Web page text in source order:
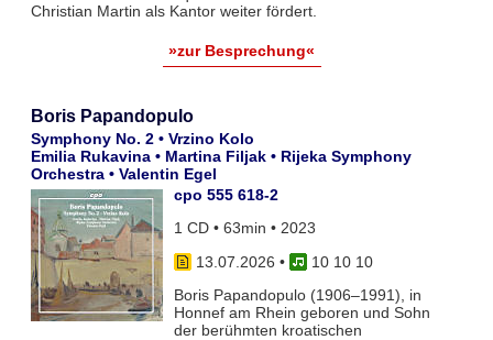
Christian Martin als Kantor weiter fördert.
»zur Besprechung«
Boris Papandopulo
Symphony No. 2 • Vrzino Kolo
Emilia Rukavina • Martina Filjak • Rijeka Symphony
Orchestra • Valentin Egel
cpo 555 618-2
1 CD • 63min • 2023
13.07.2026 •
10 10 10
Boris Papandopulo (1906–1991), in
Honnef am Rhein geboren und Sohn
der berühmten kroatischen